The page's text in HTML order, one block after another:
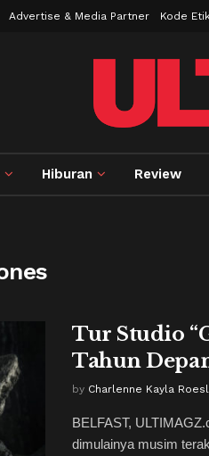
Advertise & Media Partner Kode
Hiburan Review
Tur Studio
Tahun
by Charlenne Kayla
BELFAST,
dimulainya musim